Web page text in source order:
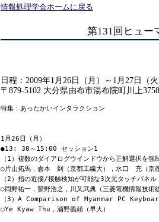
情報処理学会ホームに戻る
第131回ヒュー
日程：2009年1月26日（月）～1月27日（
〒879-5102 大分県由布市湯布院町川上
特集：あったかいインタラクション
1月26日（月）
●13: 30～15:00 セッション1
（1）複数のダイアログウインドウから正解選択を強
○片山拓馬，倉本　到（京都工繊大），水口　充（京
（2）指の近接/接触検知が可能な3次元タッチパネル
○岡野祐一，鷲野浩之，川又武典（三菱電機情報技術
（3）A Comparison of Myanmar PC
○Ye Kyaw Thu，浦野義頼（早大）